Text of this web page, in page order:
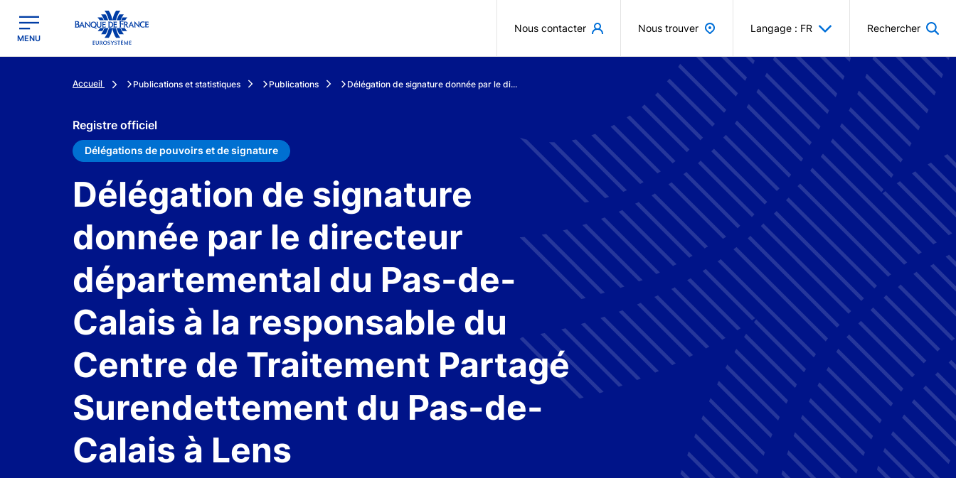
Banque de France - Menu Principal
MENU
Nous contacter Nous trouver Langage : FR Rechercher
Accueil Publications et statistiques Publications Délégation de signature donnée par le di...
Registre officiel
Délégations de pouvoirs et de signature
Délégation de signature
donnée par le directeur
départemental du Pas-de-
Calais à la responsable du
Centre de Traitement Partagé
Surendettement du Pas-de-
Calais à Lens